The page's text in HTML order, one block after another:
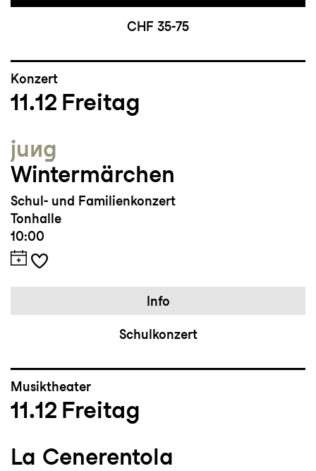
CHF 35-75
Konzert
11.12 Freitag
jung
Wintermärchen
Schul- und Familienkonzert
Tonhalle
10:00
Info
Schulkonzert
Musiktheater
11.12 Freitag
La Cenerentola